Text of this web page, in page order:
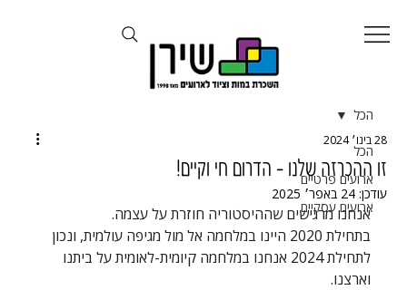
הכל
ארועים פרטיים
ארועים עסקיים
הכל
זו ההכרזה שלנו - הדרום חי וקיים!
28 בינו׳ 2024
עודכן:24 באפר׳ 2025
אנחנו מרגישים שההיסטוריה חוזרת על עצמה.
בתחילת 2020 היינו במלחמה אל מול מגיפה עולמית, ונכון
לתחילת 2024 אנחנו במלחמה קיומית-לאומית על ביתנו
וארצנו.